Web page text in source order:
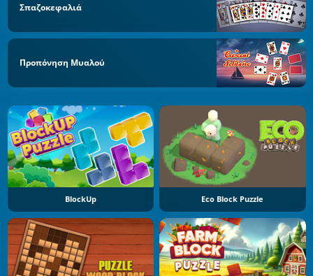
Σπαζοκεφαλιά
Προπόνηση Μυαλού
BlockUp Eco Block Puzzle